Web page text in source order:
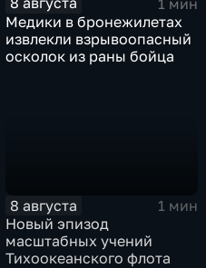
Медики в бронежилетах
извлекли взрывоопасный
осколок из раны бойца
8 августа
1 мин
Новый эпизод
масштабных учений
Тихоокеанского флота